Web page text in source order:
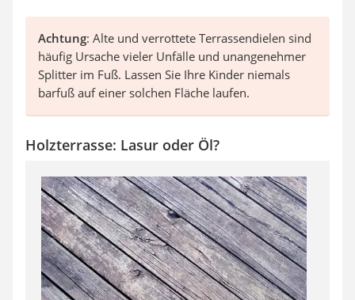
Achtung: Alte und verrottete Terrassendielen sind
häufig Ursache vieler Unfälle und unangenehmer
Splitter im Fuß. Lassen Sie Ihre Kinder niemals
barfuß auf einer solchen Fläche laufen.
Holzterrasse: Lasur oder Öl?